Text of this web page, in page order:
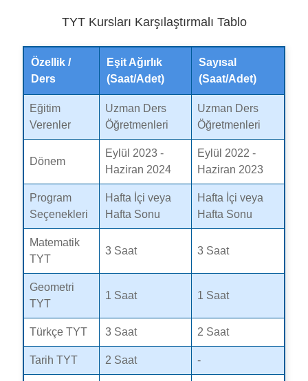
TYT Kursları Karşılaştırmalı Tablo
Özellik /
Ders
Eşit Ağırlık
(Saat/Adet)
Sayısal
(Saat/Adet)
Eğitim
Verenler
Uzman Ders
Öğretmenleri
Uzman Ders
Öğretmenleri
Dönem
Eylül 2023 -
Haziran 2024
Eylül 2022 -
Haziran 2023
Program
Seçenekleri
Hafta İçi veya
Hafta Sonu
Hafta İçi veya
Hafta Sonu
Matematik
TYT
3 Saat 3 Saat
Geometri
TYT
1 Saat 1 Saat
Türkçe TYT 3 Saat 2 Saat
Tarih TYT 2 Saat -